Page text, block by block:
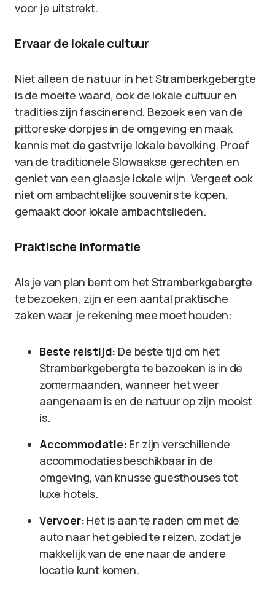
voor je uitstrekt.
Ervaar de lokale cultuur
Niet alleen de natuur in het Stramberkgebergte
is de moeite waard, ook de lokale cultuur en
tradities zijn fascinerend. Bezoek een van de
pittoreske dorpjes in de omgeving en maak
kennis met de gastvrije lokale bevolking. Proef
van de traditionele Slowaakse gerechten en
geniet van een glaasje lokale wijn. Vergeet ook
niet om ambachtelijke souvenirs te kopen,
gemaakt door lokale ambachtslieden.
Praktische informatie
Als je van plan bent om het Stramberkgebergte
te bezoeken, zijn er een aantal praktische
zaken waar je rekening mee moet houden:
Beste reistijd: De beste tijd om het
Stramberkgebergte te bezoeken is in de
zomermaanden, wanneer het weer
aangenaam is en de natuur op zijn mooist
is.
Accommodatie: Er zijn verschillende
accommodaties beschikbaar in de
omgeving, van knusse guesthouses tot
luxe hotels.
Vervoer: Het is aan te raden om met de
auto naar het gebied te reizen, zodat je
makkelijk van de ene naar de andere
locatie kunt komen.